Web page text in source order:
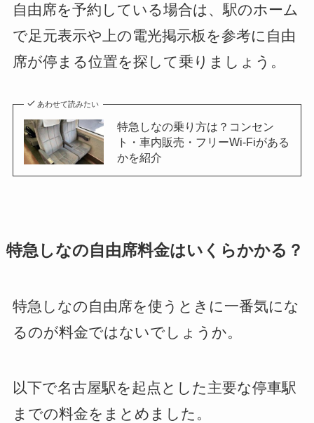
自由席を予約している場合は、駅のホーム
で足元表示や上の電光掲示板を参考に自由
席が停まる位置を探して乗りましょう。
あわせて読みたい
特急しなの乗り方は？コンセン
ト・車内販売・フリーWi-Fiがある
かを紹介
特急しなの自由席料金はいくらかかる？
特急しなの自由席を使うときに一番気にな
るのが料金ではないでしょうか。
以下で名古屋駅を起点とした主要な停車駅
までの料金をまとめました。